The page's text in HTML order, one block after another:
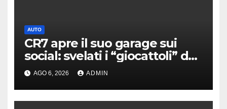
AUTO
CR7 apre il suo garage sui
social: svelati i “giocattoli” da
oltre 40 milioni
AGO 6, 2026 ADMIN